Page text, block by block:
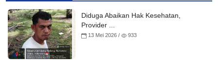
Diduga Abaikan Hak Kesehatan,
Provider ...
13 Mei 2026 / 933